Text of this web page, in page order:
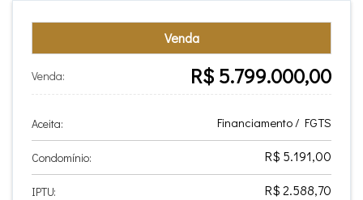
Venda
Venda: R$ 5.799.000,00
Aceita: Financiamento / FGTS
Condomínio: R$ 5.191,00
IPTU:
R$ 2.588,70